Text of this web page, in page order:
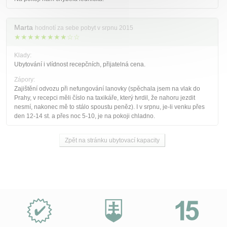
Marta hodnotí za sebe pobyt v srpnu 2015
★★★★★★★★☆☆
Klady:
Ubytování i vlídnost recepčních, přijatelná cena.
Zápory:
Zajištění odvozu při nefungování lanovky (spěchala jsem na vlak do
Prahy, v recepci měli číslo na taxikáře, který tvrdil, že nahoru jezdit
nesmí, nakonec mě to stálo spoustu peněz). I v srpnu, je-li venku přes
den 12-14 st. a přes noc 5-10, je na pokoji chladno.
Zpět na stránku ubytovací kapacity
Slovensko.cz?